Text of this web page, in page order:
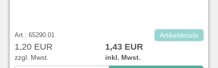
Art.: 65290.01 Artikeldetails
1,20 EUR 1,43 EUR
zzgl. Mwst.
inkl. Mwst.